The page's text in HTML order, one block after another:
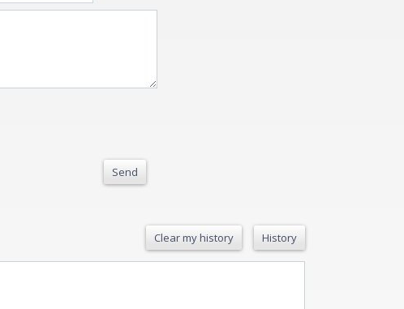
Send
Clear my history History